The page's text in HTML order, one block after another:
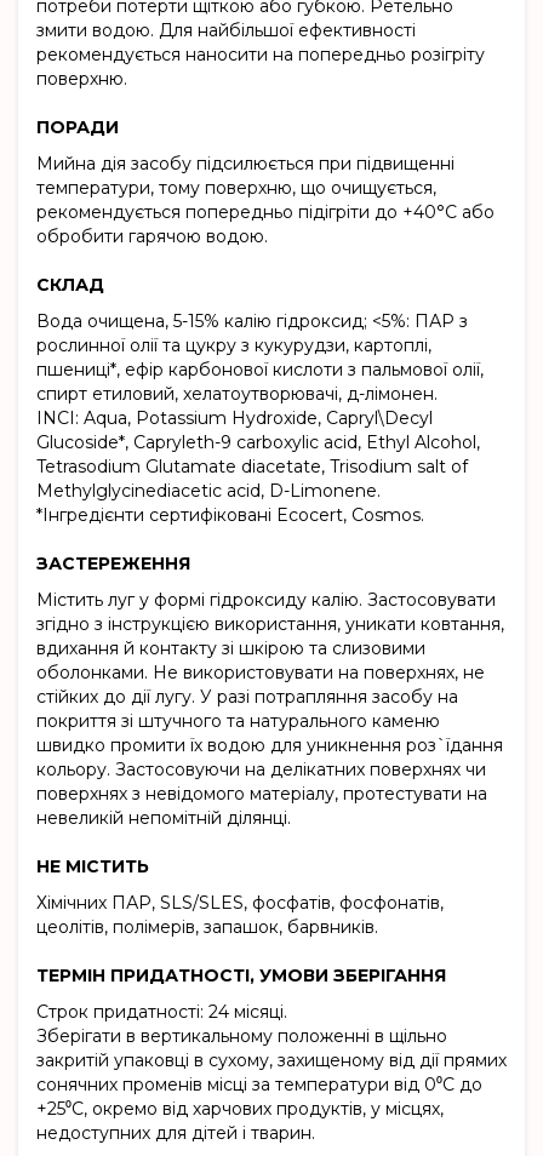
потреби потерти щіткою або губкою. Ретельно
змити водою. Для найбільшої ефективності
рекомендується наносити на попередньо розігріту
поверхню.
ПОРАДИ
Мийна дія засобу підсилюється при підвищенні
температури, тому поверхню, що очищується,
рекомендується попередньо підігріти до +40°С або
обробити гарячою водою.
СКЛАД
Вода очищена, 5-15% калію гідроксид; <5%: ПАР з
рослинної олії та цукру з кукурудзи, картоплі,
пшениці*, ефір карбонової кислоти з пальмової олії,
спирт етиловий, хелатоутворювачі, д-лімонен.
INCI: Aqua, Potassium Hydroxide, Capryl\Decyl
Glucoside*, Capryleth-9 carboxylic acid, Ethyl Alcohol,
Tetrasodium Glutamate diacetate, Trisodium salt of
Methylglycinediacetic acid, D-Limonene.
*Інгредієнти сертифіковані Ecocert, Cosmos.
ЗАСТЕРЕЖЕННЯ
Містить луг у формі гідроксиду калію. Застосовувати
згідно з інструкцією використання, уникати ковтання,
вдихання й контакту зі шкірою та слизовими
оболонками. Не використовувати на поверхнях, не
стійких до дії лугу. У разі потрапляння засобу на
покриття зі штучного та натурального каменю
швидко промити їх водою для уникнення роз`їдання
кольору. Застосовуючи на делікатних поверхнях чи
поверхнях з невідомого матеріалу, протестувати на
невеликій непомітній ділянці.
НЕ МІСТИТЬ
Хімічних ПАР, SLS/SLES, фосфатів, фосфонатів,
цеолітів, полімерів, запашок, барвників.
ТЕРМІН ПРИДАТНОСТІ, УМОВИ ЗБЕРІГАННЯ
Строк придатності: 24 місяці.
Зберігати в вертикальному положенні в щільно
закритій упаковці в сухому, захищеному від дії прямих
сонячних променів місці за температури від 0⁰C до
+25⁰C, окремо від харчових продуктів, у місцях,
недоступних для дітей і тварин.